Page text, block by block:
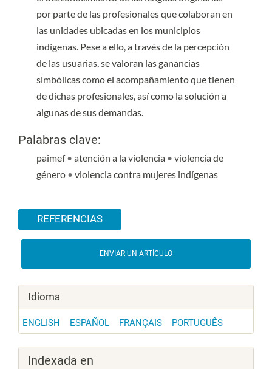
por parte de las profesionales que colaboran en
las unidades ubicadas en los municipios
indígenas. Pese a ello, a través de la percepción
de las usuarias, se valoran las ganancias
simbólicas como el acompañamiento que tienen
de dichas profesionales, así como la solución a
algunas de sus demandas.
Palabras clave:
paimef• atención a la violencia • violencia de
género • violencia contra mujeres indígenas
REFERENCIAS
ENVIAR UN ARTÍCULO
Idioma
ENGLISH ESPAÑOL FRANÇAIS PORTUGUÊS
Indexada en